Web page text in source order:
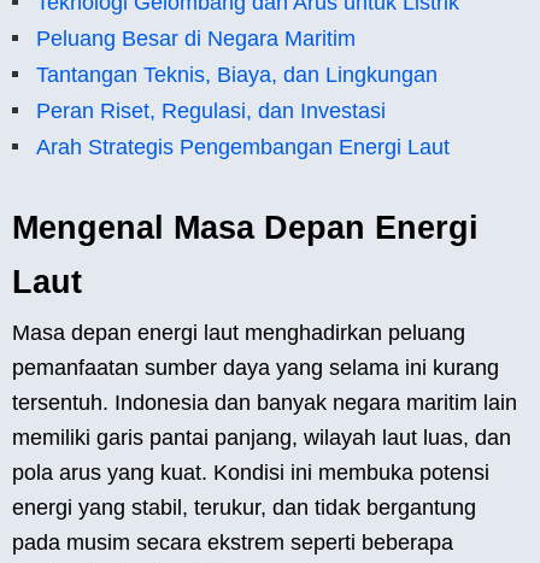
Peluang Besar di Negara Maritim
Tantangan Teknis, Biaya, dan Lingkungan
Peran Riset, Regulasi, dan Investasi
Arah Strategis Pengembangan Energi Laut
Mengenal Masa Depan Energi
Laut
Masa depan energi laut menghadirkan peluang
pemanfaatan sumber daya yang selama ini kurang
tersentuh. Indonesia dan banyak negara maritim lain
memiliki garis pantai panjang, wilayah laut luas, dan
pola arus yang kuat. Kondisi ini membuka potensi
energi yang stabil, terukur, dan tidak bergantung
pada musim secara ekstrem seperti beberapa